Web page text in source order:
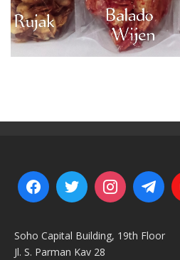
Soho Capital Building, 19th Floor
Jl. S. Parman Kav 28